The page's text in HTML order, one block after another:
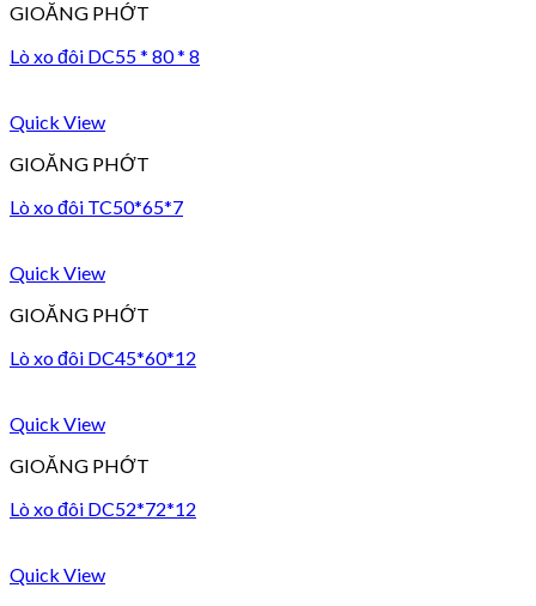
GIOĂNG PHỚT
Lò xo đôi DC55 * 80 * 8
Quick View
GIOĂNG PHỚT
Lò xo đôi TC50*65*7
Quick View
GIOĂNG PHỚT
Lò xo đôi DC45*60*12
Quick View
GIOĂNG PHỚT
Lò xo đôi DC52*72*12
Quick View